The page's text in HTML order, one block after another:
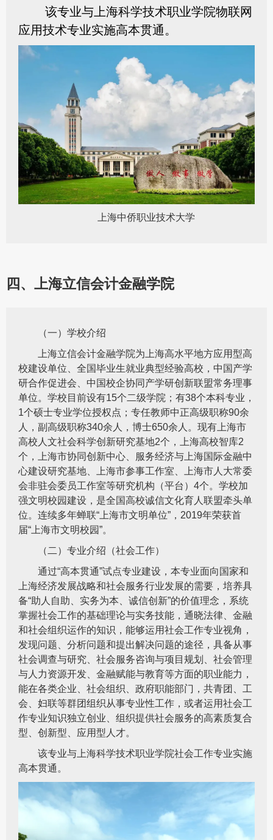
该专业与上海科学技术职业学院物联网
应用技术专业实施高本贯通。
上海中侨职业技术大学
四、上海立信会计金融学院
（一）学校介绍
上海立信会计金融学院为上海高水平地方应用型高
校建设单位、全国毕业生就业典型经验高校，中国产学
研合作促进会、中国校企协同产学研创新联盟常务理事
单位。学校目前设有15个二级学院；有38个本科专业，
1个硕士专业学位授权点；专任教师中正高级职称90余
人，副高级职称340余人，博士650余人。现有上海市
高校人文社会科学创新研究基地2个，上海高校智库2
个，上海市协同创新中心、服务经济与上海国际金融中
心建设研究基地、上海市参事工作室、上海市人大常委
会非驻会委员工作室等研究机构（平台）4个。学校加
强文明校园建设，是全国高校诚信文化育人联盟牵头单
位。连续多年蝉联“上海市文明单位”，2019年荣获首
届“上海市文明校园”。
（二）专业介绍（社会工作）
通过“高本贯通”试点专业建设，本专业面向国家和
上海经济发展战略和社会服务行业发展的需要，培养具
备“助人自助、实务为本、诚信创新”的价值理念，系统
掌握社会工作的基础理论与实务技能，通晓法律、金融
和社会组织运作的知识，能够运用社会工作专业视角，
发现问题、分析问题和提出解决问题的途径，具备从事
社会调查与研究、社会服务咨询与项目规划、社会管理
与人力资源开发、金融赋能与教育等方面的职业能力，
能在各类企业、社会组织、政府职能部门，共青团、工
会、妇联等群团组织从事专业性工作，或者运用社会工
作专业知识独立创业、组织提供社会服务的高素质复合
型、创新型、应用型人才。
该专业与上海科学技术职业学院社会工作专业实施
高本贯通。